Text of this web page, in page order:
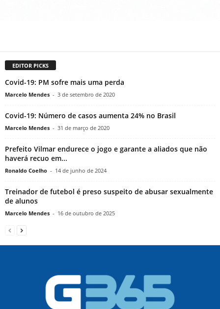
EDITOR PICKS
Covid-19: PM sofre mais uma perda
Marcelo Mendes - 3 de setembro de 2020
Covid-19: Número de casos aumenta 24% no Brasil
Marcelo Mendes - 31 de março de 2020
Prefeito Vilmar endurece o jogo e garante a aliados que não
haverá recuo em...
Ronaldo Coelho - 14 de junho de 2024
Treinador de futebol é preso suspeito de abusar sexualmente
de alunos
Marcelo Mendes - 16 de outubro de 2025